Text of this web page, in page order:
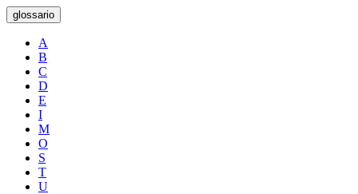
glossario
A
B
C
D
E
I
M
O
S
T
U